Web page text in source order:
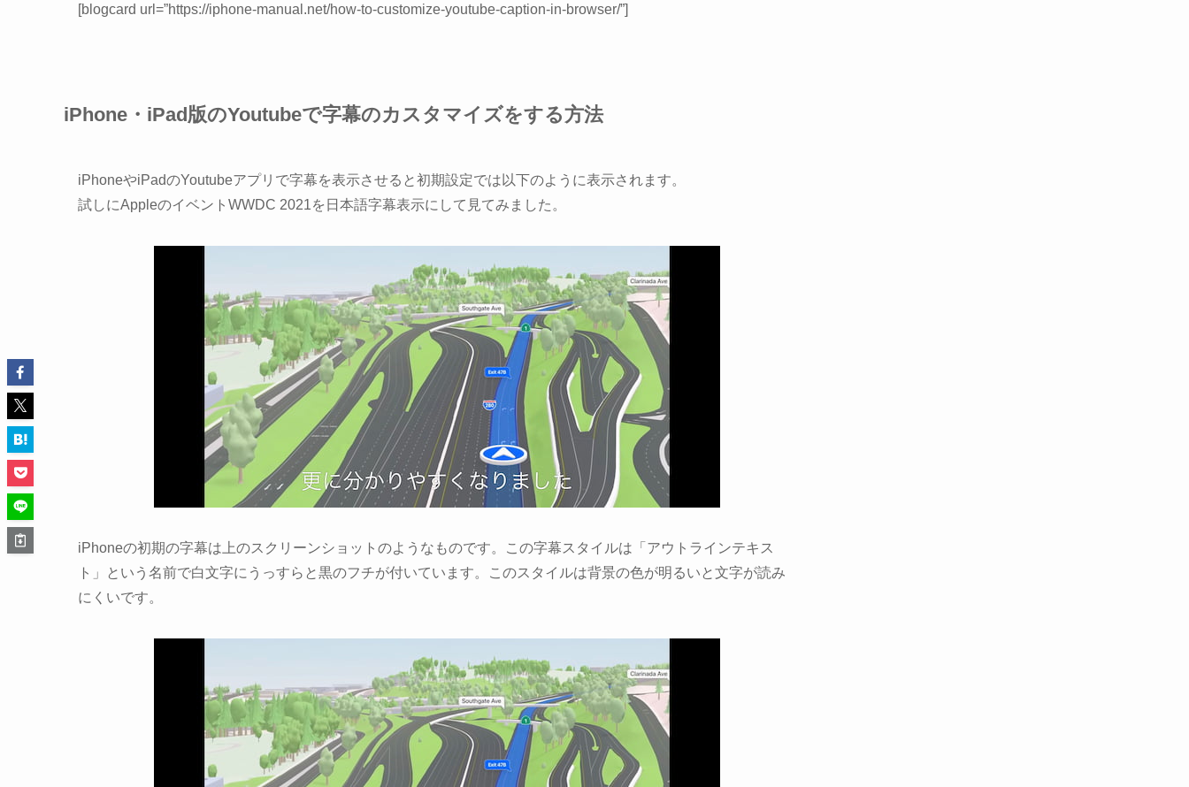
[blogcard url=”https://iphone-manual.net/how-to-customize-youtube-caption-in-browser/”]
iPhone・iPad版のYoutubeで字幕のカスタマイズをする方法
iPhoneやiPadのYoutubeアプリで字幕を表示させると初期設定では以下のように表示されます。
試しにAppleのイベントWWDC 2021を日本語字幕表示にして見てみました。
iPhoneの初期の字幕は上のスクリーンショットのようなものです。この字幕スタイルは「アウトラインテキス
ト」という名前で白文字にうっすらと黒のフチが付いています。このスタイルは背景の色が明るいと文字が読み
にくいです。